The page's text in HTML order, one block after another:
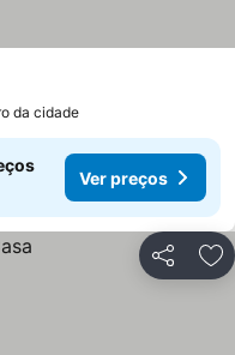
da cidade
Ver preços
Partilhar